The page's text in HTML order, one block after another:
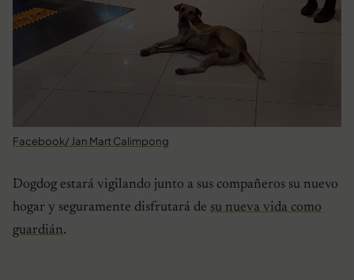
Facebook/ Jan Mart Calimpong
Dogdog estará vigilando junto a sus compañeros su nuevo
hogar y seguramente disfrutará de su nueva vida como
guardián.